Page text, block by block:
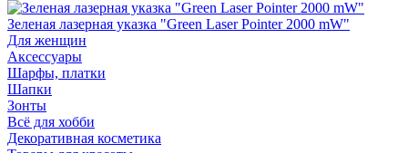
Зеленая лазерная указка "Green Laser Pointer 2000 mW"
Для женщин
Аксессуары
Шарфы, платки
Шапки
Зонты
Всё для хобби
Декоративная косметика